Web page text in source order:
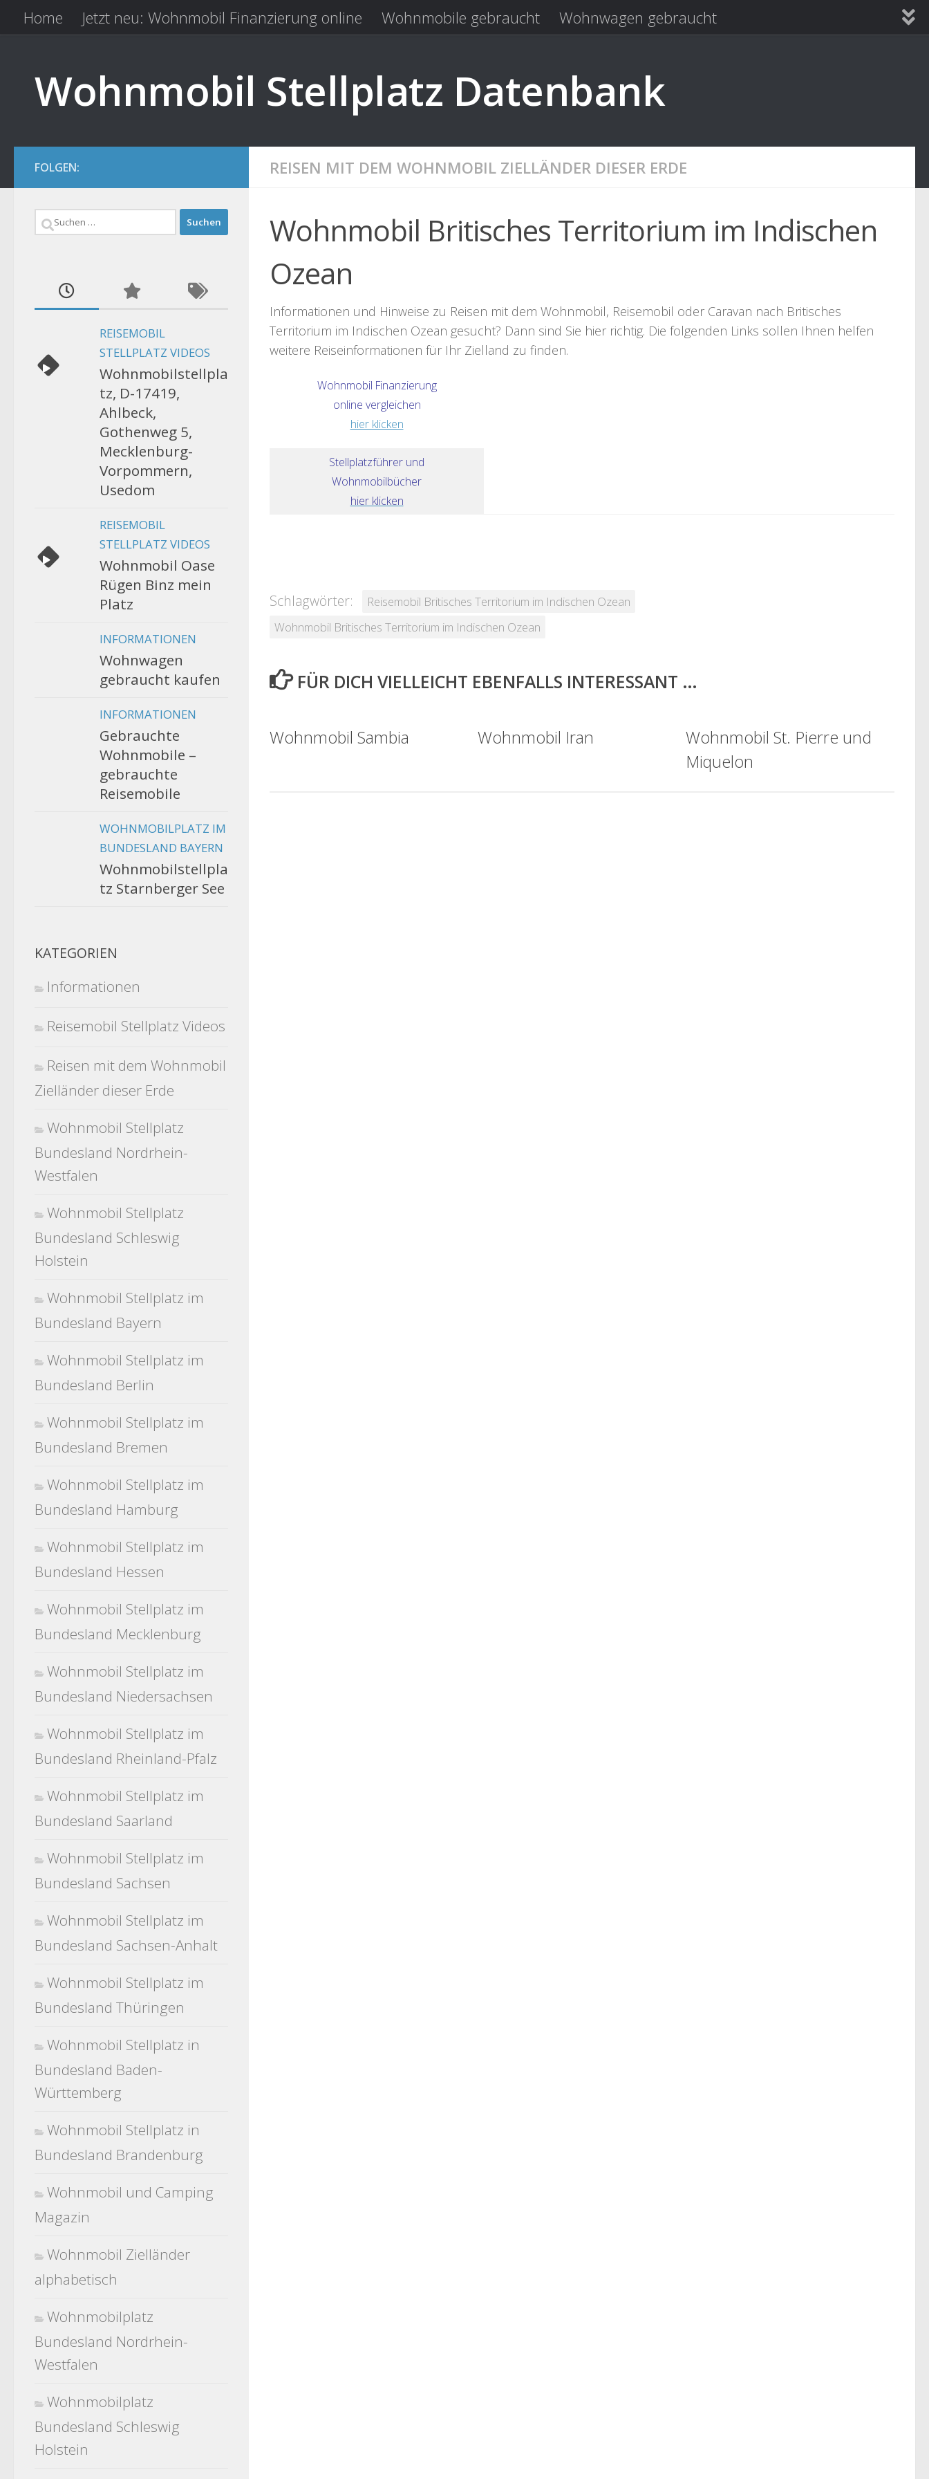
Zum Inhalt springen
Home Jetzt neu: Wohnmobil Finanzierung online Wohnmobile gebraucht
Wohnwagen gebraucht
Wohnmobil Stellplatz Datenbank
REISEN MIT DEM WOHNMOBIL ZIELLÄNDER DIESER ERDE
Wohnmobil Britisches Territorium im Indischen
Ozean
Informationen und Hinweise zu Reisen mit dem Wohnmobil, Reisemobil oder Caravan nach Britisches
Territorium im Indischen Ozean gesucht? Dann sind Sie hier richtig. Die folgenden Links sollen Ihnen helfen
weitere Reiseinformationen für Ihr Zielland zu finden.
Wohnmobil Finanzierung
online vergleichen
hier klicken
Stellplatzführer und
Wohnmobilbücher
hier klicken
Schlagwörter:
Reisemobil Britisches Territorium im Indischen Ozean
Wohnmobil Britisches Territorium im Indischen Ozean
FÜR DICH VIELLEICHT EBENFALLS INTERESSANT …
Wohnmobil Sambia Wohnmobil Iran
Wohnmobil St. Pierre und
Miquelon
FOLGEN:
Suchen
REISEMOBIL
STELLPLATZ VIDEOS
Wohnmobilstellpla
tz, D-17419,
Ahlbeck,
Gothenweg 5,
Mecklenburg-
Vorpommern,
Usedom
REISEMOBIL
STELLPLATZ VIDEOS
Wohnmobil Oase
Rügen Binz mein
Platz
INFORMATIONEN
Wohnwagen
gebraucht kaufen
INFORMATIONEN
Gebrauchte
Wohnmobile –
gebrauchte
Reisemobile
WOHNMOBILPLATZ IM
BUNDESLAND BAYERN
Wohnmobilstellpla
tz Starnberger See
KATEGORIEN
Informationen
Reisemobil Stellplatz Videos
Reisen mit dem Wohnmobil
Zielländer dieser Erde
Wohnmobil Stellplatz
Bundesland Nordrhein-
Westfalen
Wohnmobil Stellplatz
Bundesland Schleswig
Holstein
Wohnmobil Stellplatz im
Bundesland Bayern
Wohnmobil Stellplatz im
Bundesland Berlin
Wohnmobil Stellplatz im
Bundesland Bremen
Wohnmobil Stellplatz im
Bundesland Hamburg
Wohnmobil Stellplatz im
Bundesland Hessen
Wohnmobil Stellplatz im
Bundesland Mecklenburg
Wohnmobil Stellplatz im
Bundesland Niedersachsen
Wohnmobil Stellplatz im
Bundesland Rheinland-Pfalz
Wohnmobil Stellplatz im
Bundesland Saarland
Wohnmobil Stellplatz im
Bundesland Sachsen
Wohnmobil Stellplatz im
Bundesland Sachsen-Anhalt
Wohnmobil Stellplatz im
Bundesland Thüringen
Wohnmobil Stellplatz in
Bundesland Baden-
Württemberg
Wohnmobil Stellplatz in
Bundesland Brandenburg
Wohnmobil und Camping
Magazin
Wohnmobil Zielländer
alphabetisch
Wohnmobilplatz
Bundesland Nordrhein-
Westfalen
Wohnmobilplatz
Bundesland Schleswig
Holstein